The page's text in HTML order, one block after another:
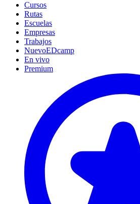
Cursos
Rutas
Escuelas
Empresas
Trabajos
NuevoEDcamp
En vivo
Premium